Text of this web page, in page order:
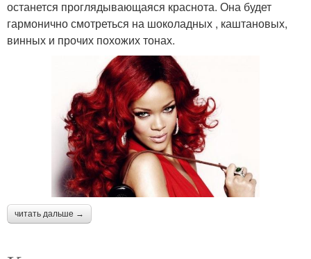
останется проглядывающаяся краснота. Она будет
гармонично смотреться на шоколадных , каштановых,
винных и прочих похожих тонах.
читать дальше →